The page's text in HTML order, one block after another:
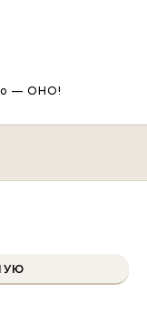
— ОНО!